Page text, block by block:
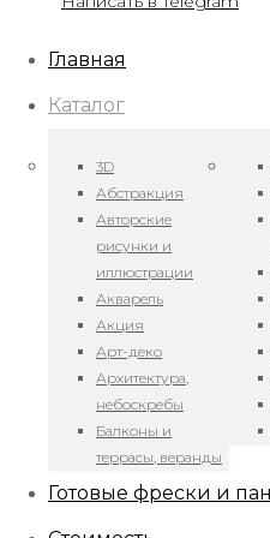
Главная
Каталог
3D
Абстракция
Авторские
рисунки и
иллюстрации
Акварель
Акция
Арт-деко
Архитектура,
небоскребы
Балконы и
террасы, веранды
Готовые фрески и